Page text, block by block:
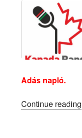
Adás napló.
Continue reading